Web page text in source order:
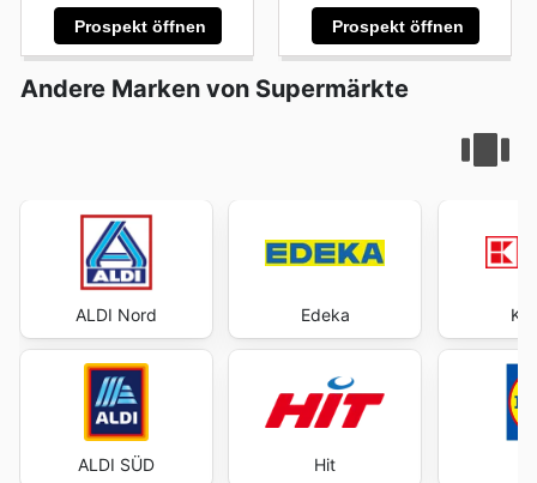
Prospekt öffnen Prospekt öffnen
Andere Marken von Supermärkte
ALDI Nord
ALDI SÜD
Edeka
Hit